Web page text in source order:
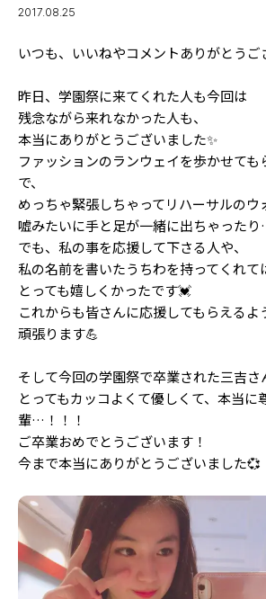
YouTube
FORTUNE
MISS SEVENTEEN
ミスセブンティーンニュース
MAGAZINE
バックナンバー
INFORMATION
Seventeenについて
Follow us
新規会員登録・ログイン
2017.08.25
いつも、いいねやコメントありがとうご
昨日、学園祭に来てくれた人も今回は
残念ながら来れなかった人も、
本当にありがとうございました✨
ファッションのランウェイを歩かせても
で、
めっちゃ緊張しちゃってリハーサルのウ
嘘みたいに手と足が一緒に出ちゃった
でも、私の事を応援して下さる人や、
私の名前を書いたうちわを持ってくれて
とっても嬉しくかったです💓
これからも皆さんに応援してもらえるよ
頑張ります💪
そして今回の学園祭で卒業された三吉さ
とってもカッコよくて優しくて、本当に
輩…！！！
ご卒業おめでとうございます！
今まで本当にありがとうございました💞